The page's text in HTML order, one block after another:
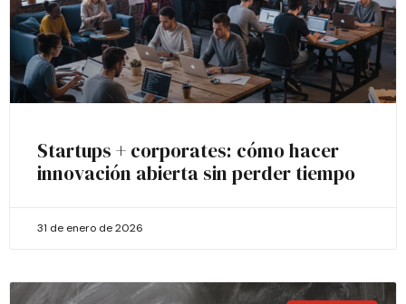
Startups + corporates: cómo hacer
innovación abierta sin perder tiempo
31 de enero de 2026